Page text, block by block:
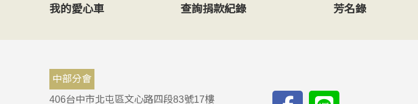
我的愛心車 查詢捐款紀錄 芳名錄
中部分會
406台中市北屯區文心路四段83號17樓